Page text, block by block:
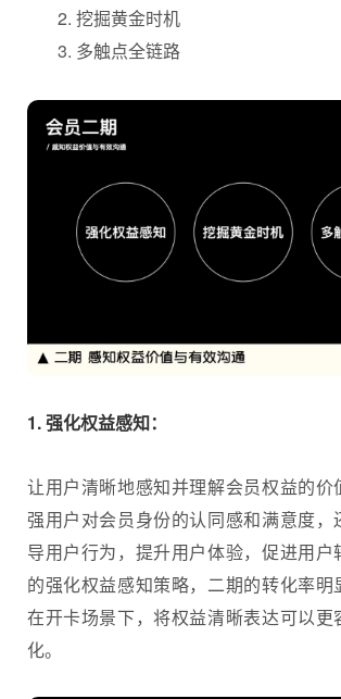
挖掘黄金时机
多触点全链路
1. 强化权益感知：
让用户清晰地感知并理解会员权益的价
强用户对会员身份的认同感和满意度，
导用户行为，提升用户体验，促进用户
的强化权益感知策略，二期的转化率明
在开卡场景下，将权益清晰表达可以更
化。